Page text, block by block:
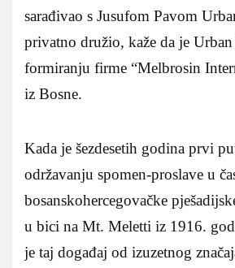
sarađivao s Jusufom Pavom
privatno družio, kaže da je
formiranju firme “Melbrosin
iz Bosne.
Kada je šezdesetih godina prvi
održavanju spomen-proslave u
bosanskohercegovačke
u bici na Mt. Meletti iz 1916.
je taj događaj od izuzetnog